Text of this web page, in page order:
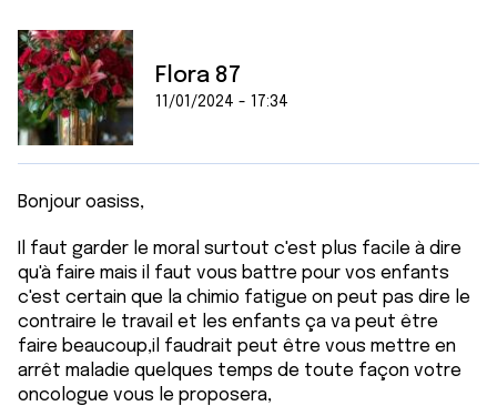
Flora 87
11/01/2024 - 17:34
Bonjour oasiss,
Il faut garder le moral surtout c'est plus facile à dire
qu'à faire mais il faut vous battre pour vos enfants
c'est certain que la chimio fatigue on peut pas dire le
contraire le travail et les enfants ça va peut être
faire beaucoup,il faudrait peut être vous mettre en
arrêt maladie quelques temps de toute façon votre
oncologue vous le proposera,